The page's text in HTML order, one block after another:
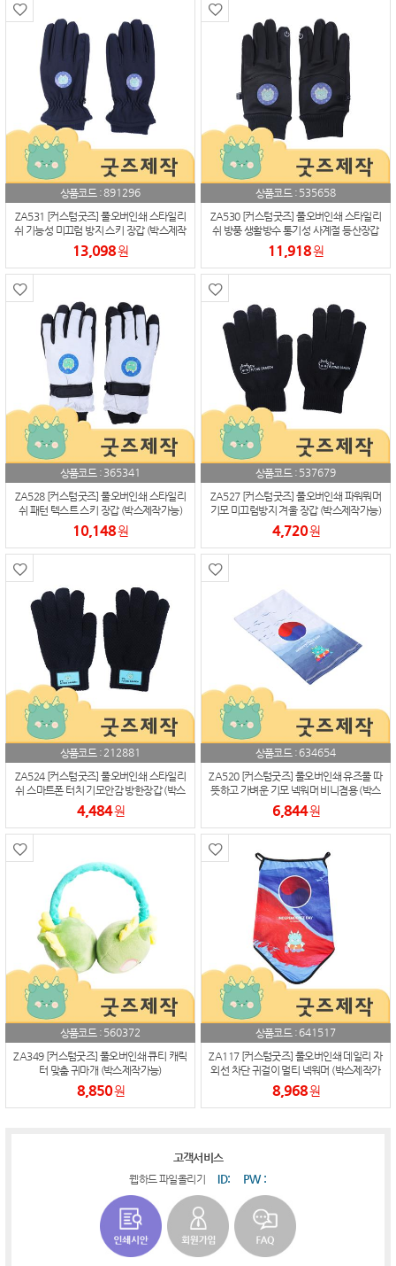
상품코드 :891296
ZA531 [커스텀굿즈] 풀오버인쇄 스타일리
쉬 기능성 미끄럼 방지 스키 장갑 (박스제작
가능)
13,098원
상품코드 : 535658
ZA530 [커스텀굿즈] 풀오버인쇄 스타일리
쉬 방풍 생활방수 통기성 사계절 등산장갑
(박스제작가능)
11,918원
상품코드 : 365341
ZA528 [커스텀굿즈] 풀오버인쇄 스타일리
쉬 패턴 텍스트 스키 장갑 (박스제작가능)
10,148원
상품코드 : 537679
ZA527 [커스텀굿즈] 풀오버인쇄 파워뭐머
기모 미끄럼방지 겨울 장갑 (박스제작가능)
4,720원
상품코드 :212881
ZA524 [커스텀굿즈] 풀오버인쇄 스타일리
쉬 스마트폰 터치 기모안감 방한장갑 (박스
제작가능)
4,484원
상품코드 : 634654
ZA520 [커스텀굿즈] 풀오버인쇄 유즈풀 따
뜻하고 가벼운 기모 넥워머 비니겸용 (박스
제작가능)
6,844원
상품코드 : 560372
ZA349 [커스텀굿즈] 풀오버인쇄 큐티 캐릭
터 맞춤 귀마개 (박스제작가능)
8,850원
상품코드 : 641517
ZA117 [커스텀굿즈] 풀오버인쇄 데일리 자
외선 차단 귀걸이 멀티 넥워머 (박스제작가
능)
8,968원
고객서비스
웹하드 파일올리기 ID: PW :